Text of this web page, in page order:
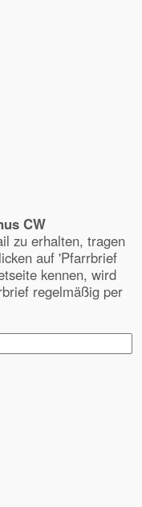
CW
zu erhalten, tragen
auf 'Pfarrbrief
kennen, wird
regelmäßig per